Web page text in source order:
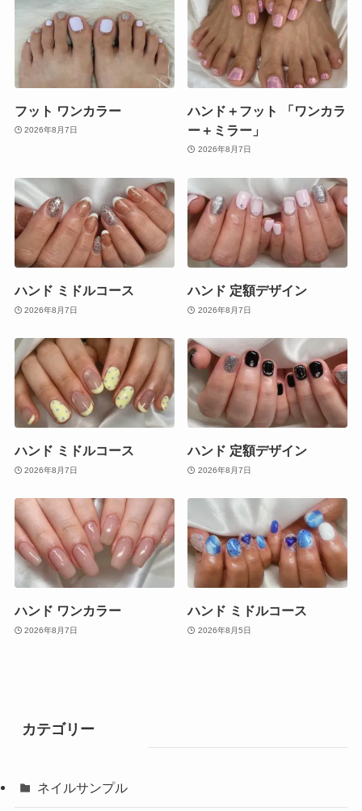
フット ワンカラー
2026年8月7日
ハンド＋フット 「ワンカラ
ー＋ミラー」
2026年8月7日
ハンド ミドルコース
2026年8月7日
ハンド 定額デザイン
2026年8月7日
ハンド ミドルコース
2026年8月7日
ハンド 定額デザイン
2026年8月7日
ハンド ワンカラー
2026年8月7日
ハンド ミドルコース
2026年8月5日
カテゴリー
ネイルサンプル